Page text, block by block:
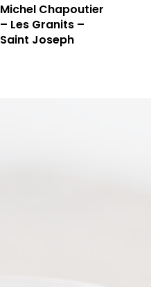
Michel Chapoutier
– Les Granits –
Saint Joseph